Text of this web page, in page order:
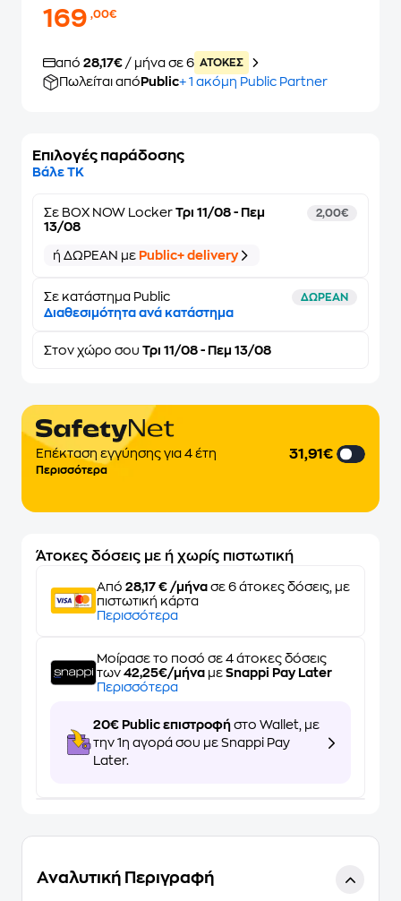
169,00€
από 28,17€ / μήνα σε 6 ATOKEΣ
Πωλείται από Public+ 1 ακόμη Public Partner
Επιλογές παράδοσης
Βάλε ΤΚ
Σε BOX NOW Locker Τρι 11/08 - Πεμ
13/08
2,00€
ή ΔΩΡΕΑΝ με Public+ delivery
Σε κατάστημα Public ΔΩΡΕΑΝ
Διαθεσιμότητα ανά κατάστημα
Στον χώρο σου Τρι 11/08 - Πεμ 13/08
Επέκταση εγγύησης για 4 έτη
Περισσότερα
31,91€
Άτοκες δόσεις με ή χωρίς πιστωτική
Από 28,17 € /μήνα σε 6 άτοκες δόσεις, με
πιστωτική κάρτα
Περισσότερα
Μοίρασε το ποσό σε 4 άτοκες δόσεις
των 42,25€/μήνα με Snappi Pay Later
Περισσότερα
20€ Public επιστροφή στο Wallet, με
την 1η αγορά σου με Snappi Pay
Later.
Αναλυτική Περιγραφή